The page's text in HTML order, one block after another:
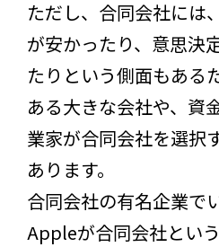
ただし、合同会社には
が安かったり、意思決
たりという側面もある
ある大きな会社や、資
業家が合同会社を選択
あります。
合同会社の有名企業で
Appleが合同会社とい